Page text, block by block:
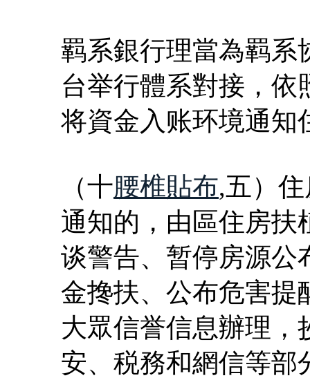
羁系銀行理當為羁系
台举行體系對接，依
将資金入账环境通知
（十腰椎貼布,五）
通知的，由區住房扶
谈警告、暂停房源公
金搀扶、公布危害提
大眾信誉信息辦理，
安、税務和網信等部